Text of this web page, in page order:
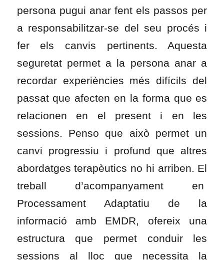
persona pugui anar fent els passos per
a responsabilitzar-se del seu procés i
fer els canvis pertinents. Aquesta
seguretat permet a la persona anar a
recordar experiències més difícils del
passat que afecten en la forma que es
relacionen en el present i en les
sessions. Penso que això permet un
canvi progressiu i profund que altres
abordatges terapèutics no hi arriben. El
treball d’acompanyament en
Processament Adaptatiu de la
informació amb EMDR, ofereix una
estructura que permet conduir les
sessions al lloc que necessita la